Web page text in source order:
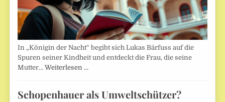
In „Königin der Nacht“ begibt sich Lukas Bärfuss auf die
Spuren seiner Kindheit und entdeckt die Frau, die seine
Mutter…Weiterlesen …
Schopenhauer als Umweltschützer?